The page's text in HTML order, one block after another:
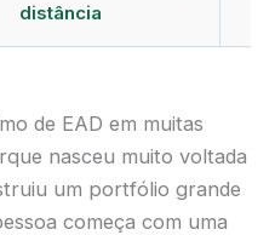
distância
de EAD em muitas
nasceu muito voltada
um portfólio grande
começa com uma